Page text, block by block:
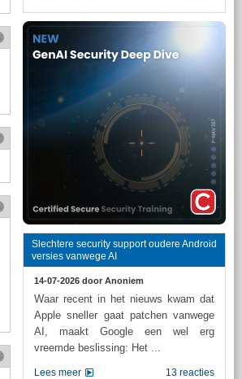
Slechtere security support oudere Android
versies vanwege AI
14-07-2026 door Anoniem
Waar recent in het nieuws kwam dat
Apple sneller gaat patchen vanwege
AI, maakt Google een wel erg
vreemde beslissing: Het ...
13 reacties
Lees meer